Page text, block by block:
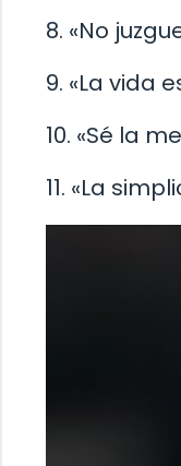
8. «No
9. «La vida
10. «Sé la
11. «La